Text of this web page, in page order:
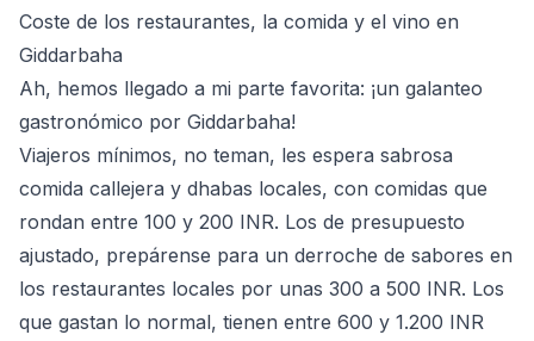
Coste de los restaurantes, la comida y el vino en
Giddarbaha
Ah, hemos llegado a mi parte favorita: ¡un galanteo
gastronómico por Giddarbaha!
Viajeros mínimos, no teman, les espera sabrosa
comida callejera y dhabas locales, con comidas que
rondan entre 100 y 200 INR. Los de presupuesto
ajustado, prepárense para un derroche de sabores en
los restaurantes locales por unas 300 a 500 INR. Los
que gastan lo normal, tienen entre 600 y 1.200 INR